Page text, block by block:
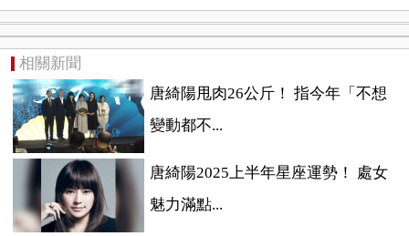
相關新聞
唐綺陽甩肉26公斤！ 指今年「不想
變動都不...
唐綺陽2025上半年星座運勢！ 處女
魅力滿點...